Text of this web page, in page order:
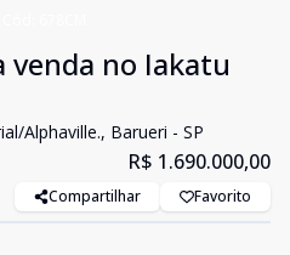
venda no Iakatu
Alphaville., Barueri - SP
R$ 1.690.000,00
Compartilhar Favorito